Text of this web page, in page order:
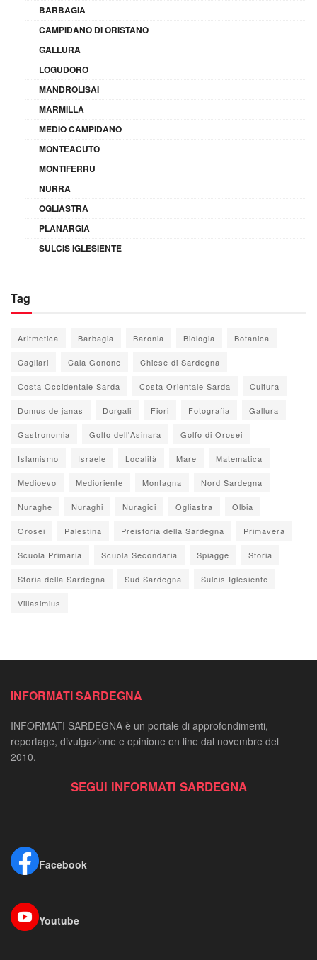
BARBAGIA
CAMPIDANO DI ORISTANO
GALLURA
LOGUDORO
MANDROLISAI
MARMILLA
MEDIO CAMPIDANO
MONTEACUTO
MONTIFERRU
NURRA
OGLIASTRA
PLANARGIA
SULCIS IGLESIENTE
Tag
Aritmetica Barbagia Baronia Biologia Botanica
Cagliari Cala Gonone Chiese di Sardegna
Costa Occidentale Sarda Costa Orientale Sarda Cultura
Domus de janas Dorgali Fiori Fotografia Gallura
Gastronomia Golfo dell'Asinara Golfo di Orosei
Islamismo Israele Località Mare Matematica
Medioevo Medioriente Montagna Nord Sardegna
Nuraghe Nuraghi Nuragici Ogliastra Olbia
Orosei Palestina Preistoria della Sardegna Primavera
Scuola Primaria Scuola Secondaria Spiagge Storia
Storia della Sardegna Sud Sardegna Sulcis Iglesiente
Villasimius
INFORMATI SARDEGNA
INFORMATI SARDEGNA è un portale di approfondimenti,
reportage, divulgazione e opinione on line dal novembre del
2010.
SEGUI INFORMATI SARDEGNA
Facebook
Youtube